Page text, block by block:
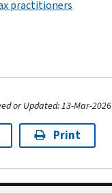
practitioners
or Updated: 13-Mar-2026
Print